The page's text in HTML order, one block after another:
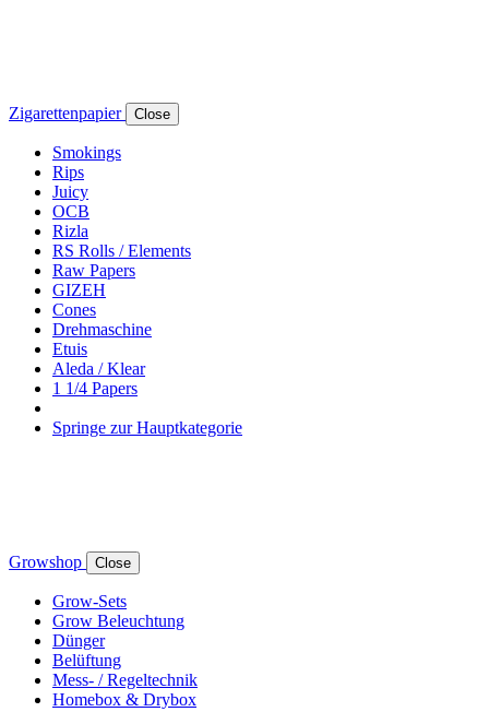
Zigarettenpapier Close
Smokings
Rips
Juicy
OCB
Rizla
RS Rolls / Elements
Raw Papers
GIZEH
Cones
Drehmaschine
Etuis
Aleda / Klear
1 1/4 Papers
Springe zur Hauptkategorie
Growshop Close
Grow-Sets
Grow Beleuchtung
Dünger
Belüftung
Mess- / Regeltechnik
Homebox & Drybox